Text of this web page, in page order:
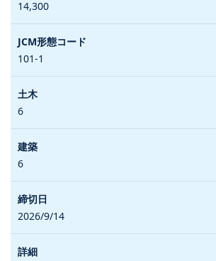
14,300
101-1
6
6
2026/9/14